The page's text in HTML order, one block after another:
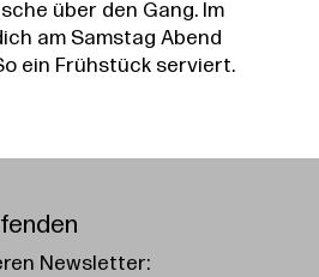
über den Gang. Im
am Samstag Abend
ein Frühstück serviert.
Newsletter: